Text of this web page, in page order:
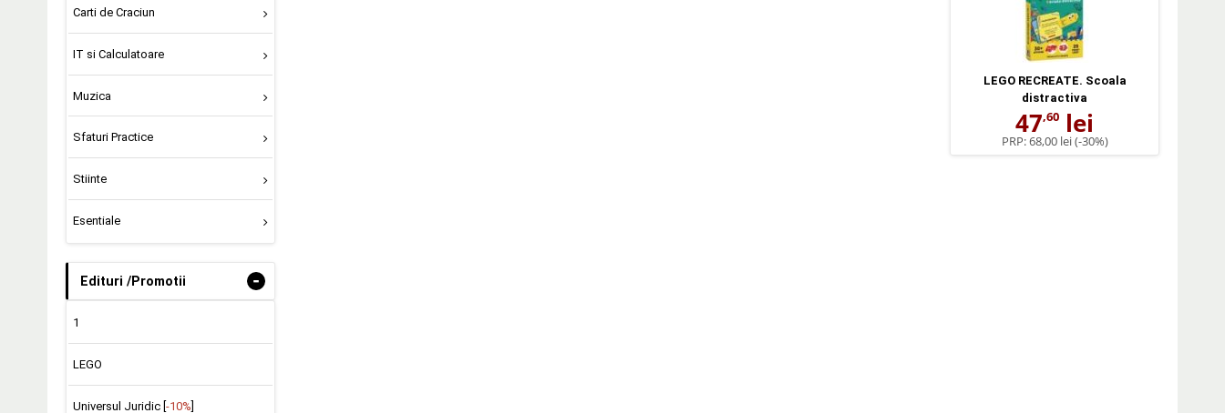
Carti de Craciun
IT si Calculatoare
Muzica
Sfaturi Practice
Stiinte
Esentiale
Edituri /Promotii -
1
LEGO
Universul Juridic [ -10%
LEGO RECREATE. Scoala
distractiva
47,60 lei
PRP:68,00 lei(-30%)